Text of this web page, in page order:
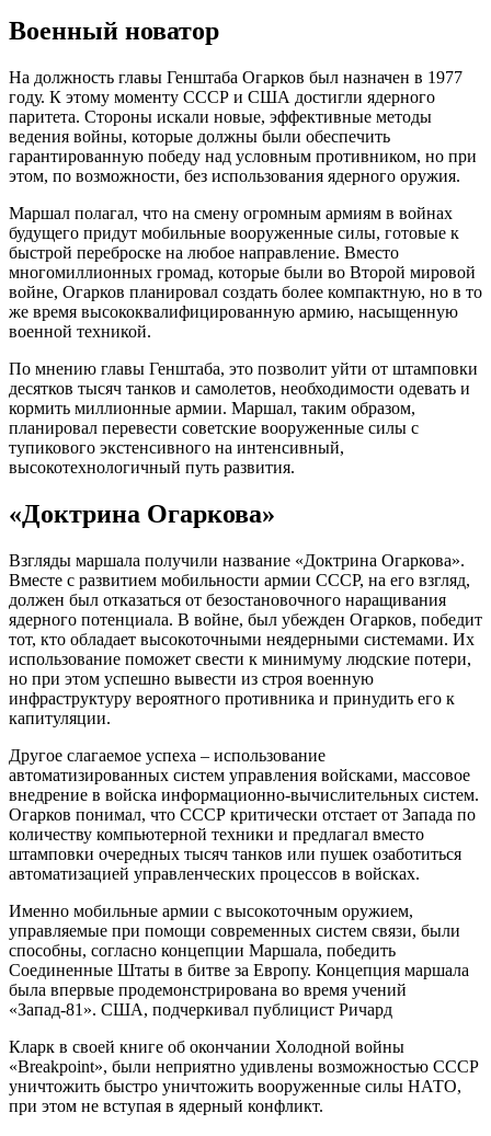
Военный новатор
На должность главы Генштаба Огарков был назначен в 1977
году. К этому моменту СССР и США достигли ядерного
паритета. Стороны искали новые, эффективные методы
ведения войны, которые должны были обеспечить
гарантированную победу над условным противником, но при
этом, по возможности, без использования ядерного оружия.
Маршал полагал, что на смену огромным армиям в войнах
будущего придут мобильные вооруженные силы, готовые к
быстрой переброске на любое направление. Вместо
многомиллионных громад, которые были во Второй мировой
войне, Огарков планировал создать более компактную, но в то
же время высококвалифицированную армию, насыщенную
военной техникой.
По мнению главы Генштаба, это позволит уйти от штамповки
десятков тысяч танков и самолетов, необходимости одевать и
кормить миллионные армии. Маршал, таким образом,
планировал перевести советские вооруженные силы с
тупикового экстенсивного на интенсивный,
высокотехнологичный путь развития.
«Доктрина Огаркова»
Взгляды маршала получили название «Доктрина Огаркова».
Вместе с развитием мобильности армии СССР, на его взгляд,
должен был отказаться от безостановочного наращивания
ядерного потенциала. В войне, был убежден Огарков, победит
тот, кто обладает высокоточными неядерными системами. Их
использование поможет свести к минимуму людские потери,
но при этом успешно вывести из строя военную
инфраструктуру вероятного противника и принудить его к
капитуляции.
Другое слагаемое успеха – использование
автоматизированных систем управления войсками, массовое
внедрение в войска информационно-вычислительных систем.
Огарков понимал, что СССР критически отстает от Запада по
количеству компьютерной техники и предлагал вместо
штамповки очередных тысяч танков или пушек озаботиться
автоматизацией управленческих процессов в войсках.
Именно мобильные армии с высокоточным оружием,
управляемые при помощи современных систем связи, были
способны, согласно концепции Маршала, победить
Соединенные Штаты в битве за Европу. Концепция маршала
была впервые продемонстрирована во время учений
«Запад-81». США, подчеркивал публицист Ричард
Кларк в своей книге об окончании Холодной войны
«Breakpoint», были неприятно удивлены возможностью СССР
уничтожить быстро уничтожить вооруженные силы НАТО,
при этом не вступая в ядерный конфликт.